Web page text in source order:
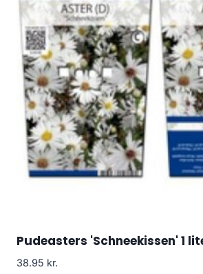
Pudeasters 'Schneekissen' 1
38.95 kr.